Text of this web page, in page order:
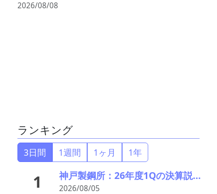
2026/08/08
ランキング
3日間 1週間 1ヶ月 1年
1 神戸製鋼所：26年度1Qの決算説明会を開催。売上高のみ上方修正だが・・・
2026/08/05